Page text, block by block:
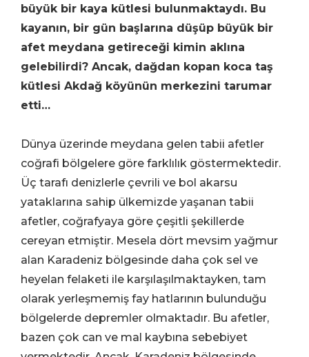
büyük bir kaya kütlesi bulunmaktaydı. Bu
kayanın, bir gün başlarına düşüp büyük bir
afet meydana getireceği kimin aklına
gelebilirdi? Ancak, dağdan kopan koca taş
kütlesi Akdağ köyünün merkezini tarumar
etti…
Dünya üzerinde meydana gelen tabii afetler
coğrafi bölgelere göre farklılık göstermektedir.
Üç tarafı denizlerle çevrili ve bol akarsu
yataklarına sahip ülkemizde yaşanan tabii
afetler, coğrafyaya göre çeşitli şekillerde
cereyan etmiştir. Mesela dört mevsim yağmur
alan Karadeniz bölgesinde daha çok sel ve
heyelan felaketi ile karşılaşılmaktayken, tam
olarak yerleşmemiş fay hatlarının bulunduğu
bölgelerde depremler olmaktadır. Bu afetler,
bazen çok can ve mal kaybına sebebiyet